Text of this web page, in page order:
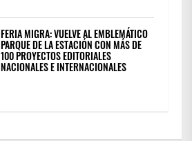
FERIA MIGRA: VUELVE AL EMBLEMÁTICO
PARQUE DE LA ESTACIÓN CON MÁS DE
100 PROYECTOS EDITORIALES
NACIONALES E INTERNACIONALES